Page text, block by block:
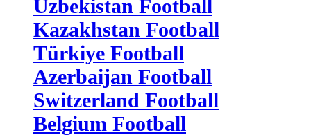
Uzbekistan Football
Kazakhstan Football
Türkiye Football
Azerbaijan Football
Switzerland Football
Belgium Football